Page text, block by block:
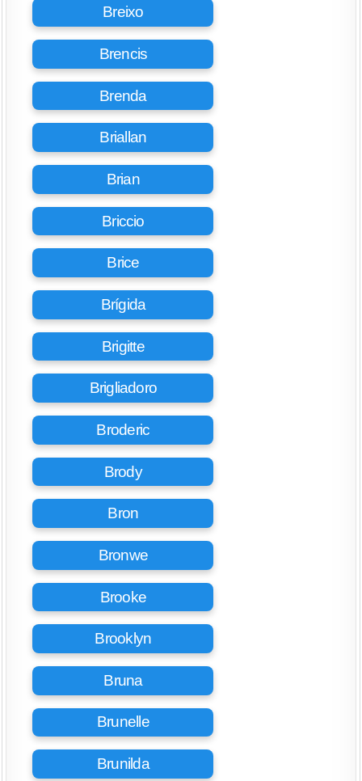
Breixo
Brencis
Brenda
Briallan
Brian
Briccio
Brice
Brígida
Brigitte
Brigliadoro
Broderic
Brody
Bron
Bronwe
Brooke
Brooklyn
Bruna
Brunelle
Brunilda